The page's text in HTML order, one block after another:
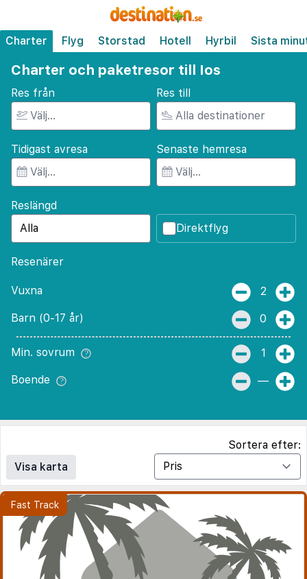
Charter Flyg Storstad Hotell Hyrbil Sista
Charter och paketresor till Ios
Res från Res till
Tidigast avresa Senaste hemresa
Reslängd
Direktflyg
Resenärer
Vuxna 2
Barn (0-17 år) 0
Min. sovrum 1
Boende —
Visa karta
Sortera efter: